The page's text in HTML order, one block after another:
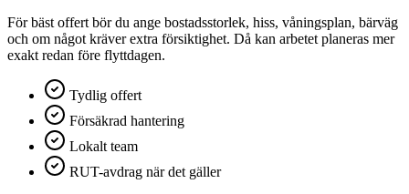
För bäst offert bör du ange bostadsstorlek, hiss, våningsplan, bärväg
och om något kräver extra försiktighet. Då kan arbetet planeras mer
exakt redan före flyttdagen.
Tydlig offert
Försäkrad hantering
Lokalt team
RUT-avdrag när det gäller